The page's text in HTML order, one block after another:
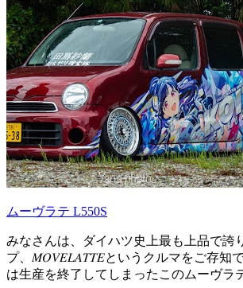
ムーヴラテ L550S
みなさんは、ダイハツ史上最も上品で誇
プ、𝑀𝑂𝑉𝐸𝐿𝐴𝑇𝑇𝐸というクルマをご存知
は生産を終了してしまったこのムーヴラ